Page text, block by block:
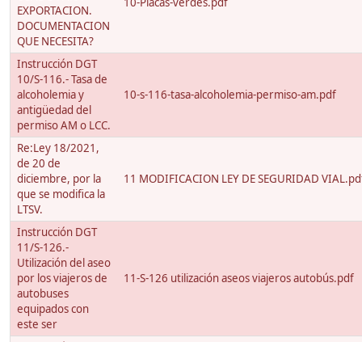
EXPORTACION.
DOCUMENTACION
QUE NECESITA?
Instrucción DGT
10/S-116.- Tasa de
alcoholemia y
antigüedad del
permiso AM o LCC.
10-s-116-tasa-alcoholemia-permiso-am.pdf
Re:Ley 18/2021,
de 20 de
diciembre, por la
que se modifica la
LTSV.
11 MODIFICACION LEY DE SEGURIDAD
Instrucción DGT
11/S-126.-
Utilización del aseo
por los viajeros de
autobuses
equipados con
este ser
11-S-126 utilización aseos viajeros autobús.pdf